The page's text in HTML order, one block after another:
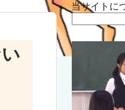
当サイトに
検
索: